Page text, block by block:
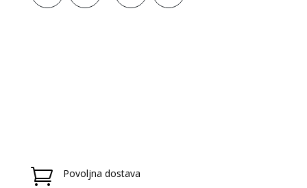
bila
je:
bila
je:
 Povoljna dostava